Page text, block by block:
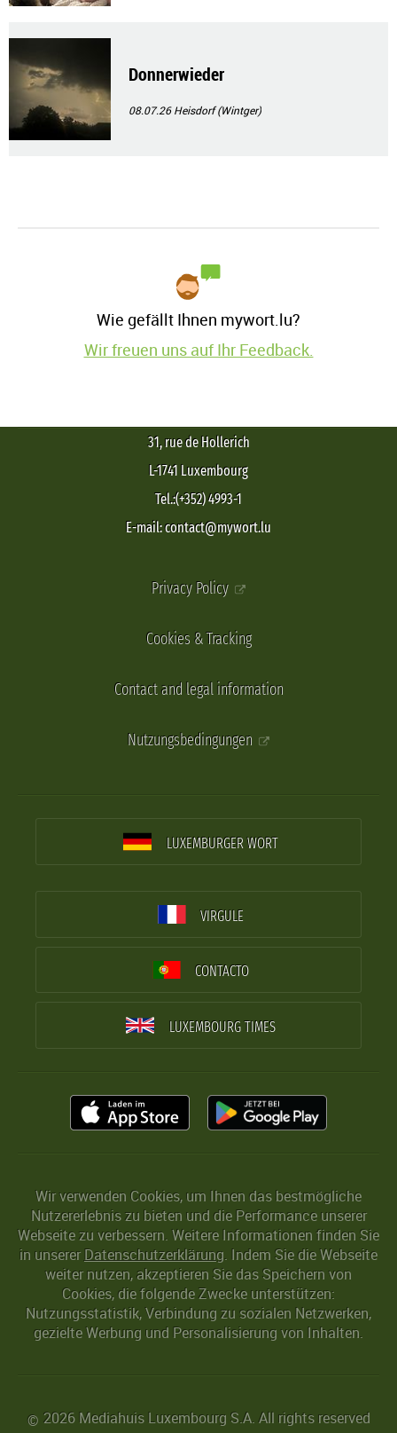
Donnerwieder
08.07.26Heisdorf (Wintger)
Wie gefällt Ihnen mywort.lu?
Wir freuen uns auf Ihr Feedback.
31, rue de Hollerich
L-1741 Luxembourg
Tel.:(+352) 4993-1
E-mail: contact@mywort.lu
Privacy Policy
Cookies & Tracking
Contact and legal information
Nutzungsbedingungen
LUXEMBURGER WORT
VIRGULE
CONTACTO
LUXEMBOURG TIMES
Wir verwenden Cookies, um Ihnen das bestmögliche
Nutzererlebnis zu bieten und die Performance unserer
Webseite zu verbessern. Weitere Informationen finden Sie
in unserer Datenschutzerklärung. Indem Sie die Webseite
weiter nutzen, akzeptieren Sie das Speichern von
Cookies, die folgende Zwecke unterstützen:
Nutzungsstatistik, Verbindung zu sozialen Netzwerken,
gezielte Werbung und Personalisierung von Inhalten.
© 2026 Mediahuis Luxembourg S.A. All rights reserved